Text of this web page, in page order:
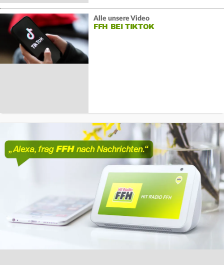
Alle unsere Video
FFH BEI TIKTOK